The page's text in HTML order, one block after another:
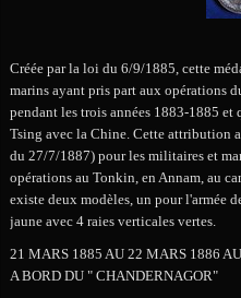
Créée par la loi du 6/9/1885, cette
marins ayant pris part aux opérations
pendant les trois années 1883-1885
Tsing avec la Chine. Cette attribution
du 27/7/1887) pour les militaires et
opérations au Tonkin, en Annam, au
existe deux modèles, un pour l'armée
jaune avec 4 raies verticales vertes.
21 MARS 1885 AU 22 MARS 1886
A BORD DU " CHANDERNAGOR"